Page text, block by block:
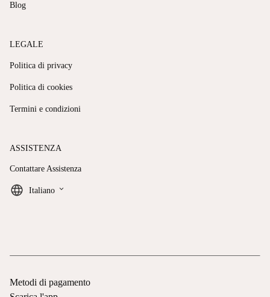
Blog
LEGALE
Politica di privacy
Politica di cookies
Termini e condizioni
ASSISTENZA
Contattare Assistenza
Italiano keyboard_arrow_down
Metodi di pagamento